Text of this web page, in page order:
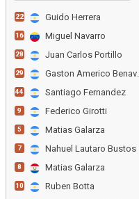
22 Guido Herrera
16 Miguel Navarro
28 Juan Carlos Portillo
29
44 Santiago Fernandez
9 Federico Girotti
5 Matias Galarza
7 Nahuel Lautaro Bustos
8 Matias Galarza
10 Ruben Botta